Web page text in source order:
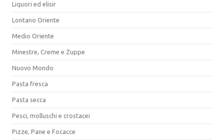
Liquori ed elisir
Lontano Oriente
Medio Oriente
Minestre, Creme e Zuppe
Nuovo Mondo
Pasta fresca
Pasta secca
Pesci, molluschi e crostacei
Pizze, Pane e Focacce